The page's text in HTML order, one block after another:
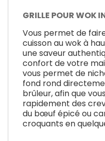
GRILLE POUR WOK
Vous permet de
cuisson au wok à
une saveur
confort de votre
vous permet de
fond rond
brûleur, afin que
rapidement des
du bœuf épicé ou
croquants en